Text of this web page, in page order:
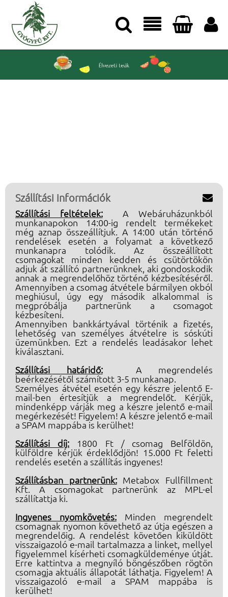




Szállítási információk 
Szállítási feltételek:A Webáruházunkból
munkanapokon 14:00-ig rendelt termékeket
még aznap összeállítjuk. A 14:00 után történő
rendelések esetén a folyamat a következő
munkanapra tolódik. Az összeállított
csomagokat minden kedden és csütörtökön
adjuk át szállító partnerünknek, aki gondoskodik
annak a megrendelőhöz történő kézbesítéséről.
Amennyiben a csomag átvétele bármilyen okból
meghiúsul, úgy egy második alkalommal is
megpróbálja partnerünk a csomagot
kézbesíteni.
Amennyiben bankkártyával történik a fizetés,
lehetőség van személyes átvételre is sóskúti
üzemünkben. Ezt a rendelés leadásakor lehet
kiválasztani.
Szállítási határidő:A megrendelés
beérkezésétől számított 3-5 munkanap.
Személyes átvétel esetén egy készre jelentő E-
mail-ben értesítjük a megrendelőt. Kérjük,
mindenképp várják meg a készre jelentő e-mail
megérkezését! Figyelem! A készre jelentő e-mail
a SPAM mappába is kerülhet!
Szállítási díj: 1800 Ft / csomag Belföldön,
külföldre kérjük érdeklődjön! 15.000 Ft feletti
rendelés esetén a szállítás ingyenes!
Szállításban partnerünk:Metabox Fullfillment
Kft. A csomagokat partnerünk az MPL-el
szállítattja ki.
Ingyenes nyomkövetés: Minden megrendelt
csomagnak nyomon követhető az útja egészen a
megrendelőig. A rendelést követően kiküldött
visszaigazoló e-mail tartalmazza a linket, mellyel
figyelemmel kísérheti csomagküldeménye útját.
Erre kattintva a megnyíló böngészőben rögtön
csomagja aktuális állapotát láthatja. Figyelem! A
visszaigazoló e-mail a SPAM mappába is
kerülhet!